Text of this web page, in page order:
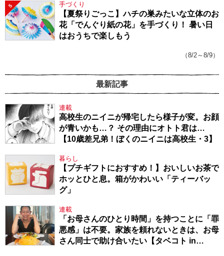
5 手づくり
【夏祭りごっこ】ハチの巣みたいな立体のお
花「でんぐり紙の花」を手づくり！ 暑い日
はおうちで楽しもう
（8/2～8/9）
最新記事
連載
高校生のニイニが帰宅したら様子が変。お顔
が青いかも…？ その理由にオトト君は…
【10歳差兄弟！ぼくのニイニは高校生・3】
暮らし
【プチギフトにおすすめ！】おいしいお茶で
ホッとひと息。箱がかわいい「ティーバッ
グ」
連載
「お母さんのひとり時間」を持つことに「罪
悪感」は不要。家族を頼れないときは、お母
さん同士で助け合いたい【タベコト in